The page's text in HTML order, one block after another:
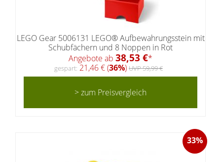
LEGO Gear 5006131 LEGO® Aufbewahrungsstein mit
Schubfächern und 8 Noppen in Rot
Angebote ab 38,53 €*
gespart: 21,46 € (36%) UVP 59,99 €
> zum Preisvergleich
33%